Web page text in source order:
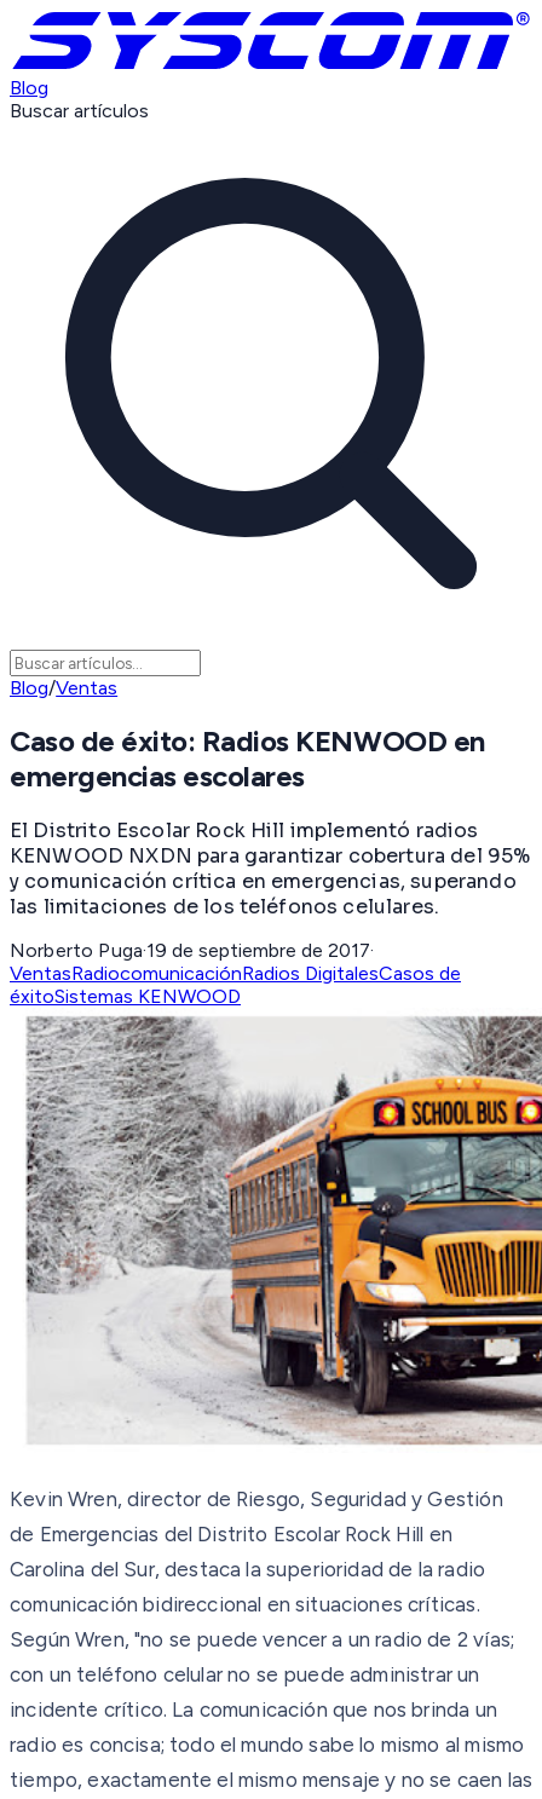
Blog
Buscar artículos
Blog/Ventas
Caso de éxito: Radios KENWOOD en
emergencias escolares
El Distrito Escolar Rock Hill implementó radios
KENWOOD NXDN para garantizar cobertura del 95%
y comunicación crítica en emergencias, superando
las limitaciones de los teléfonos celulares.
Norberto Puga·19 de septiembre de 2017·
VentasRadiocomunicaciónRadios DigitalesCasos de
éxitoSistemas KENWOOD
Kevin Wren, director de Riesgo, Seguridad y Gestión
de Emergencias del Distrito Escolar Rock Hill en
Carolina del Sur, destaca la superioridad de la radio
comunicación bidireccional en situaciones críticas.
Según Wren, "no se puede vencer a un radio de 2 vías;
con un teléfono celular no se puede administrar un
incidente crítico. La comunicación que nos brinda un
radio es concisa; todo el mundo sabe lo mismo al mismo
tiempo, exactamente el mismo mensaje y no se caen las